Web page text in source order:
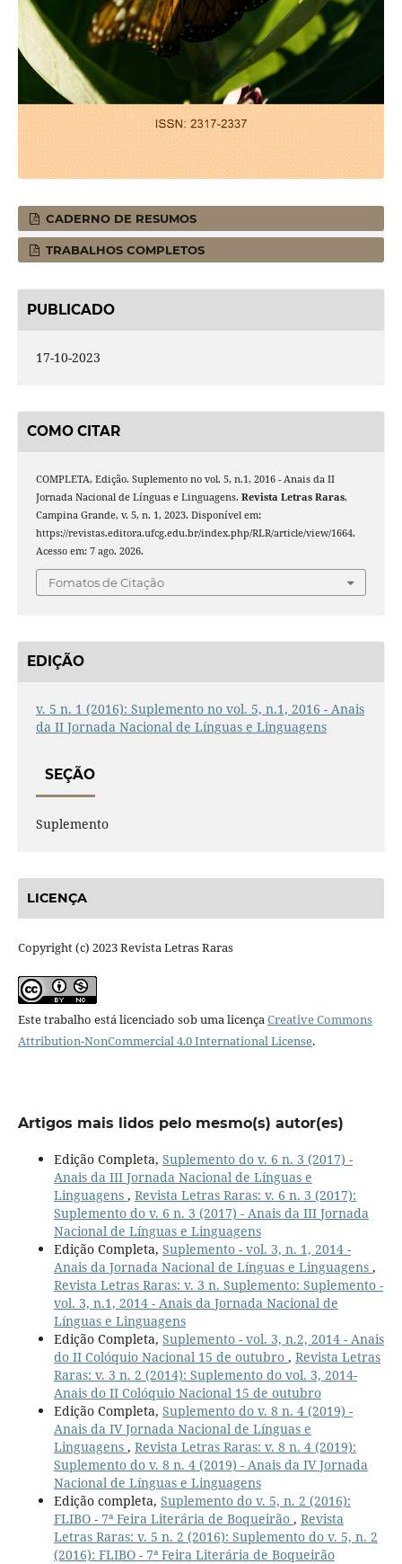
CADERNO DE RESUMOS
TRABALHOS COMPLETOS
PUBLICADO
17-10-2023
COMO CITAR
COMPLETA, Edição. Suplemento no vol. 5, n.1, 2016 - Anais da II
Jornada Nacional de Línguas e Linguagens. Revista Letras Raras,
Campina Grande, v. 5, n. 1, 2023. Disponível em:
https://revistas.editora.ufcg.edu.br/index.php/RLR/article/view/1664.
Acesso em: 7 ago. 2026.
Fomatos de Citação
EDIÇÃO
v. 5 n. 1 (2016): Suplemento no vol. 5, n.1, 2016 - Anais
da II Jornada Nacional de Línguas e Linguagens
SEÇÃO
Suplemento
LICENÇA
Copyright (c) 2023 Revista Letras Raras
Este trabalho está licenciado sob uma licençaCreative Commons
Attribution-NonCommercial 4.0 International License.
Artigos mais lidos pelo mesmo(s) autor(es)
Edição Completa, Suplemento do v. 6 n. 3 (2017) -
Anais da III Jornada Nacional de Línguas e
Linguagens , Revista Letras Raras: v. 6 n. 3 (2017):
Suplemento do v. 6 n. 3 (2017) - Anais da III Jornada
Nacional de Línguas e Linguagens
Edição Completa, Suplemento - vol. 3, n. 1, 2014 -
Anais da Jornada Nacional de Línguas e Linguagens ,
Revista Letras Raras: v. 3 n. Suplemento: Suplemento -
vol. 3, n.1, 2014 - Anais da Jornada Nacional de
Línguas e Linguagens
Edição Completa, Suplemento - vol. 3, n.2, 2014 - Anais
do II Colóquio Nacional 15 de outubro , Revista Letras
Raras: v. 3 n. 2 (2014): Suplemento do vol. 3, 2014-
Anais do II Colóquio Nacional 15 de outubro
Edição Completa, Suplemento do v. 8 n. 4 (2019) -
Anais da IV Jornada Nacional de Línguas e
Linguagens , Revista Letras Raras: v. 8 n. 4 (2019):
Suplemento do v. 8 n. 4 (2019) - Anais da IV Jornada
Nacional de Línguas e Linguagens
Edição completa, Suplemento do v. 5, n. 2 (2016):
FLIBO - 7ª Feira Literária de Boqueirão , Revista
Letras Raras: v. 5 n. 2 (2016): Suplemento do v. 5, n. 2
(2016): FLIBO - 7ª Feira Literária de Boqueirão